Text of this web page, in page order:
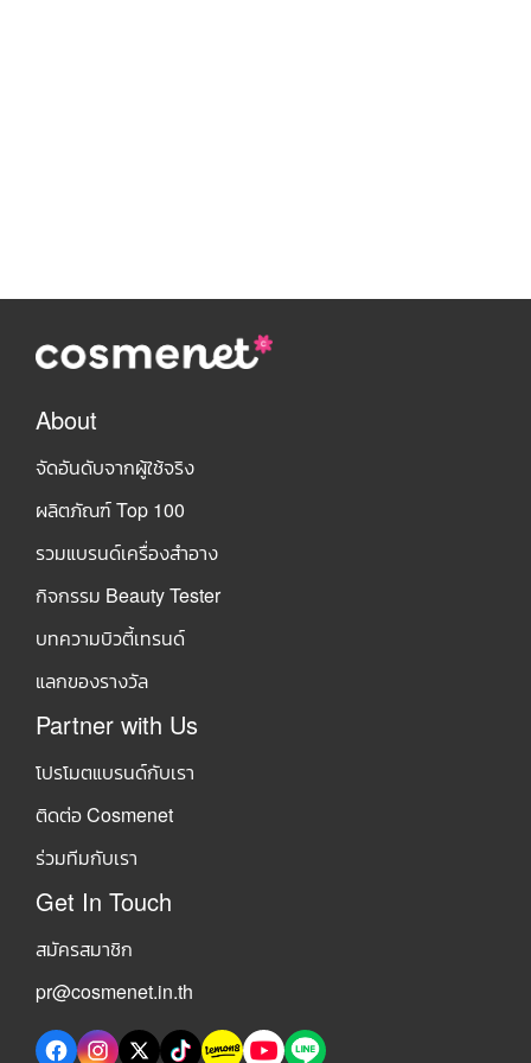
About
จัดอันดับจากผู้ใช้จริง
ผลิตภัณฑ์ Top 100
รวมแบรนด์เครื่องสำอาง
กิจกรรม Beauty Tester
บทความบิวตี้เทรนด์
แลกของรางวัล
Partner with Us
โปรโมตแบรนด์กับเรา
ติดต่อ Cosmenet
ร่วมทีมกับเรา
Get In Touch
สมัครสมาชิก
pr@cosmenet.in.th